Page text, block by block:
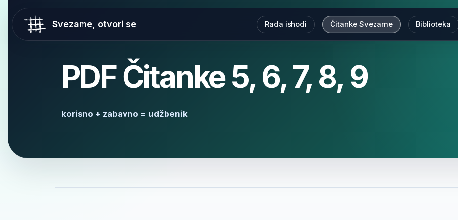
Svezame, otvori se Rada ishodi Čitanke Svezame Biblioteka
PDF Čitanke 5, 6, 7, 8, 9
korisno + zabavno = udžbenik